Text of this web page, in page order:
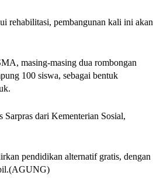
rehabilitasi, pembangunan kali ini akan
masing-masing dua rombongan
100 siswa, sebagai bentuk
Sarpras dari Kementerian Sosial,
pendidikan alternatif gratis, dengan